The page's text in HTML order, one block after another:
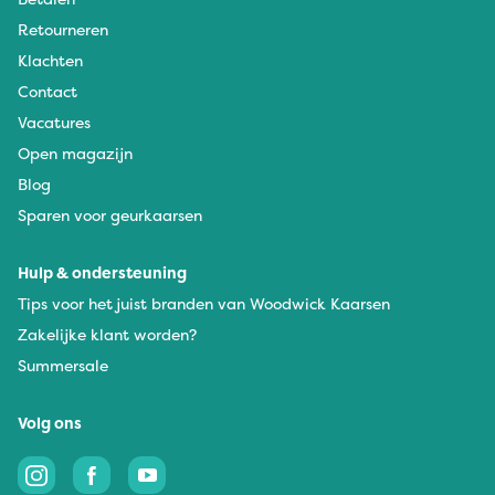
Retourneren
Klachten
Contact
Vacatures
Open magazijn
Blog
Sparen voor geurkaarsen
Hulp & ondersteuning
Tips voor het juist branden van Woodwick Kaarsen
Zakelijke klant worden?
Summersale
Volg ons